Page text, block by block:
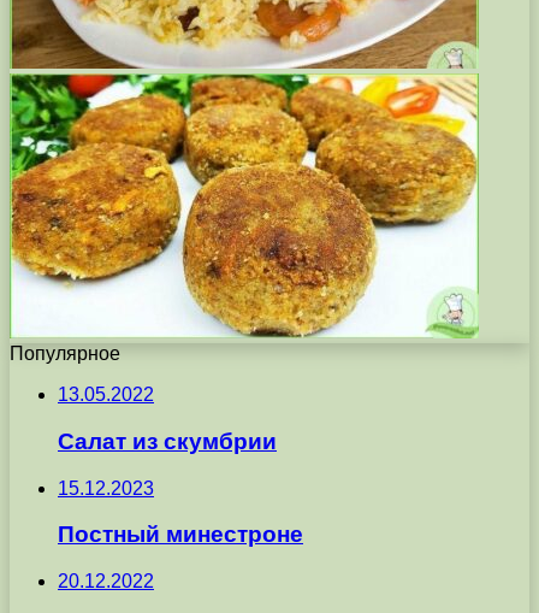
Популярное
13.05.2022
Салат из скумбрии
15.12.2023
Постный минестроне
20.12.2022